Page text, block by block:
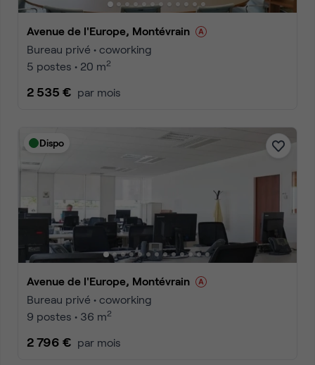
Avenue de l'Europe, Montévrain
Bureau privé • coworking
5 postes • 20 m2
2 535 € par mois
Dispo
Avenue de l'Europe, Montévrain
Bureau privé • coworking
9 postes • 36 m2
2 796 € par mois